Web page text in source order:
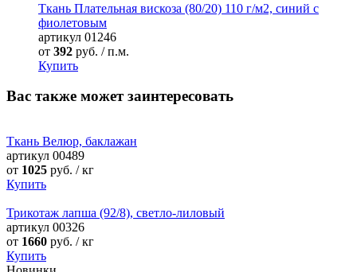
Ткань Плательная вискоза (80/20) 110 г/м2, синий с
фиолетовым
артикул 01246
от 392 руб. / п.м.
Купить
Вас также может заинтересовать
Ткань Велюр, баклажан
артикул 00489
от 1025 руб. / кг
Купить
Трикотаж лапша (92/8), светло-лиловый
артикул 00326
от 1660 руб. / кг
Купить